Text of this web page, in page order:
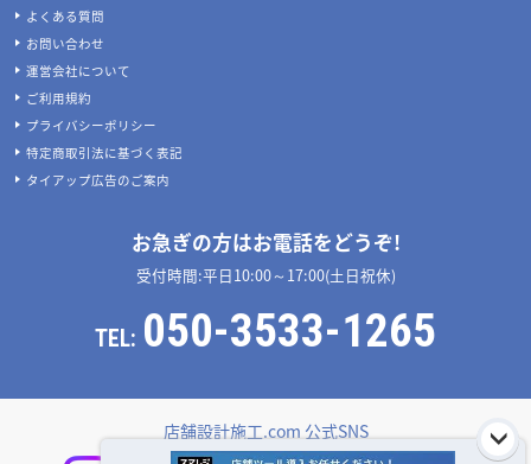
よくある質問
お問い合わせ
運営会社について
ご利用規約
プライバシーポリシー
特定商取引法に基づく表記
タイアップ広告のご案内
お急ぎの方はお電話をどうぞ!
受付時間:平日10:00～17:00(土日祝休)
TEL: 050-3533-1265
店舗設計施工.com 公式SNS